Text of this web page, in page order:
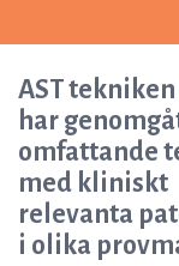
AST tekniken
har
omfattande
med kliniskt
relevanta
i olika